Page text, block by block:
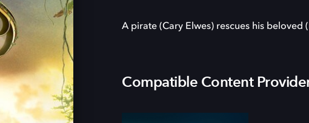
A pirate (Cary Elwes) rescues his
Compatible Content